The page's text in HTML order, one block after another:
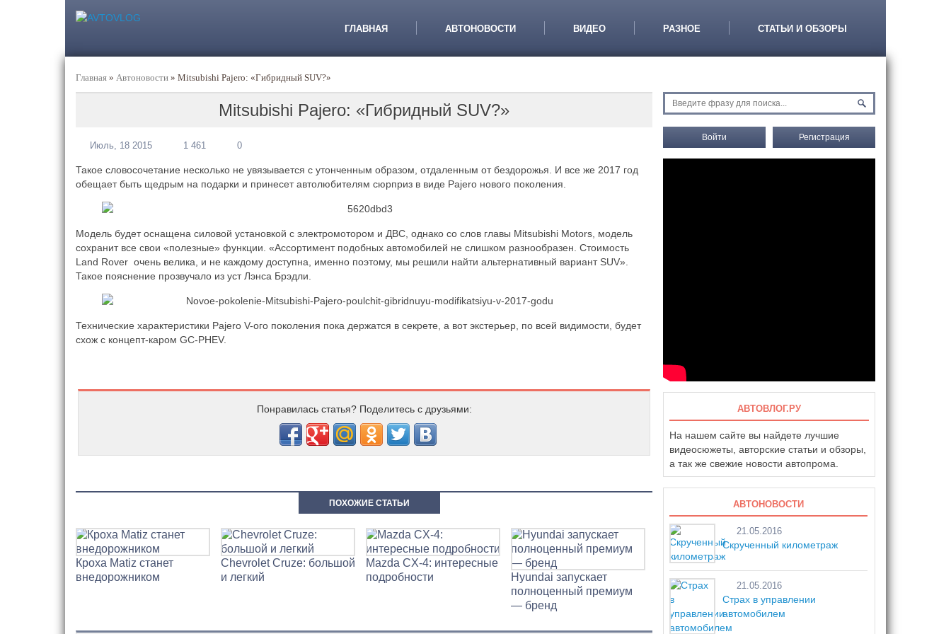
ГЛАВНАЯ АВТОНОВОСТИ ВИДЕО РАЗНОЕ СТАТЬИ И ОБЗОРЫ
Главная » Автоновости » Mitsubishi Pajero: «Гибридный SUV?»
Mitsubishi Pajero: «Гибридный SUV?»
Июль, 18 2015 1 461 0
Такое словосочетание несколько не увязывается с утонченным образом, отдаленным от бездорожья. И все же 2017 год
обещает быть щедрым на подарки и принесет автолюбителям сюрприз в виде Pajero нового поколения.
Модель будет оснащена силовой установкой с электромотором и ДВС, однако со слов главы Mitsubishi Motors, модель
сохранит все свои «полезные» функции. «Ассортимент подобных автомобилей не слишком разнообразен. Стоимость
Land Rover очень велика, и не каждому доступна, именно поэтому, мы решили найти альтернативный вариант SUV».
Такое пояснение прозвучало из уст Лэнса Брэдли.
Технические характеристики Pajero V-ого поколения пока держатся в секрете, а вот экстерьер, по всей видимости, будет
схож с концепт-каром GC-PHEV.
Понравилась статья? Поделитесь с друзьями:
ПОХОЖИЕ СТАТЬИ
Кроха Matiz станет
внедорожником
Chevrolet Cruze: большой
и легкий
Mazda CX-4: интересные
подробности
Hyundai запускает
полноценный премиум
— бренд
Войти Регистрация
АВТОВЛОГ.РУ
На нашем сайте вы найдете лучшие
видеосюжеты, авторские статьи и обзоры,
а так же свежие новости автопрома.
АВТОНОВОСТИ
21.05.2016
Скрученный километраж
21.05.2016
Страх в управлении
автомобилем